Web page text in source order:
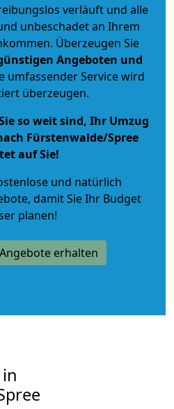
verläuft und alle
unbeschadet an Ihrem
Überzeugen Sie
Angeboten und
umfassender Service wird
überzeugen.
so weit sind, Ihr Umzug
Fürstenwalde/Spree
auf Sie!
und natürlich
, damit Sie Ihr Budget
planen!
erhalten